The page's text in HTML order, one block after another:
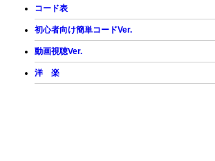
コード表
初心者向け簡単コードVer.
動画視聴Ver.
洋 楽